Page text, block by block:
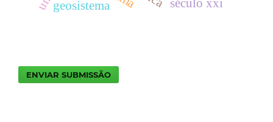
geosistema século xxi
ENVIAR SUBMISSÃO